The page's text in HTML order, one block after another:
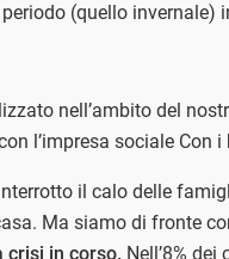
(quello invernale)
nell’ambito del
l’impresa sociale Con
il calo delle
Ma siamo di fronte
crisi in corso. Nell’8%